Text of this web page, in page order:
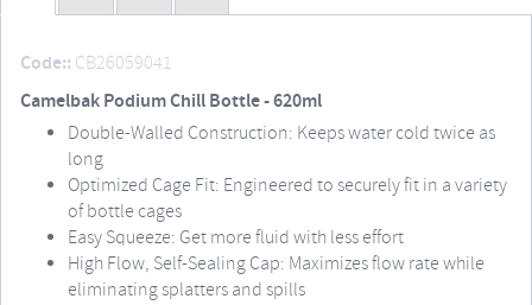
Code:: CB26059041
Camelbak Podium Chill Bottle - 620ml
Double-Walled Construction: Keeps water cold twice as
long
Optimized Cage Fit: Engineered to securely fit in a variety
of bottle cages
Easy Squeeze: Get more fluid with less effort
High Flow, Self-Sealing Cap: Maximizes flow rate while
eliminating splatters and spills